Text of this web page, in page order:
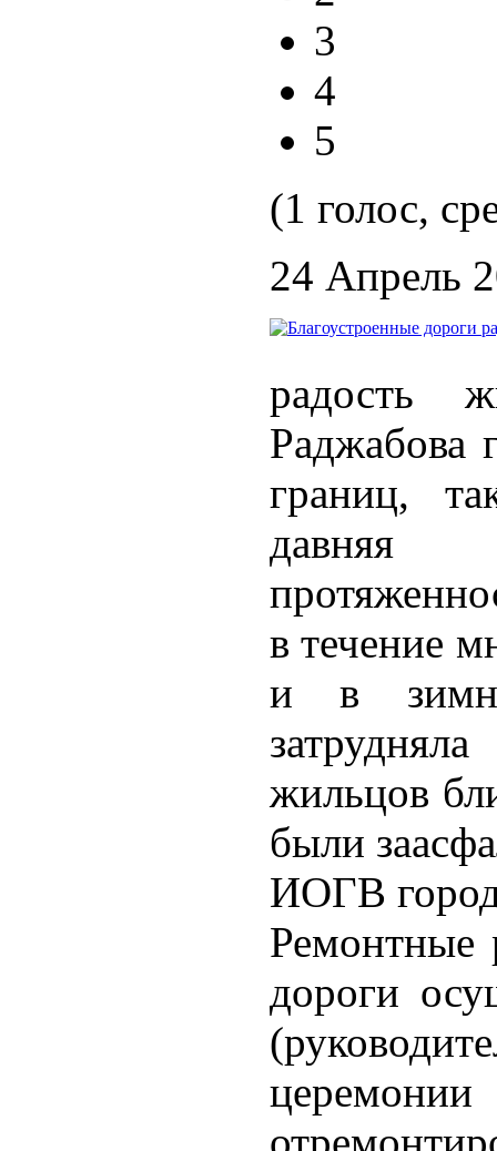
3
4
5
(1 голос,
24 Апрель
радость
Раджабова
границ,
давняя
в течение
и в
жильцов
были
ИОГВ
Ремонтные
дороги